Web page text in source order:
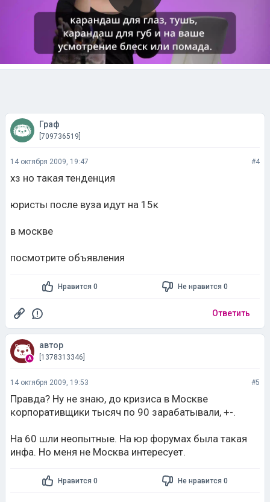
Граф
[709736519]
14 октября 2009, 19:47 #4
хз но такая тенденция
юристы после вуза идут на 15к
в москве
посмотрите объявления
Нравится 0 Не нравится 0
Ответить
автор
[1378313346]
14 октября 2009, 19:53 #5
Правда? Ну не знаю, до кризиса в Москве
корпоративщики тысяч по 90 зарабатывали, +-.
На 60 шли неопытные. На юр форумах была такая
инфа. Но меня не Москва интересует.
Нравится 0 Не нравится 0